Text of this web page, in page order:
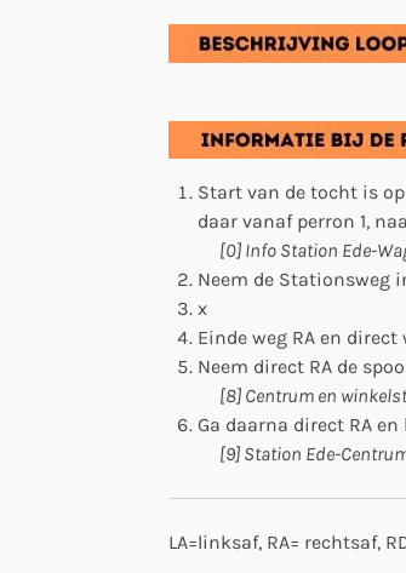
Start van de tocht is
daar vanaf perron 1,
[0] Info Station Ede-
Neem de Stationsweg
x
Einde weg RA en direct
Neem direct RA de
[8] Centrum en
Ga daarna direct RA
[9] Station Ede-
LA=linksaf, RA= rechtsaf,